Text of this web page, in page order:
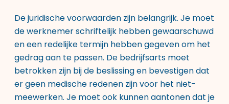
De juridische voorwaarden zijn belangrijk. Je moet
de werknemer schriftelijk hebben gewaarschuwd
en een redelijke termijn hebben gegeven om het
gedrag aan te passen. De bedrijfsarts moet
betrokken zijn bij de beslissing en bevestigen dat
er geen medische redenen zijn voor het niet-
meewerken. Je moet ook kunnen aantonen dat je